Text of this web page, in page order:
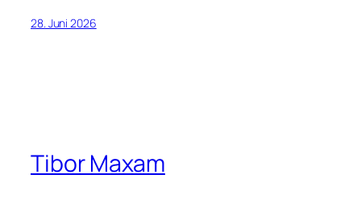
28. Juni 2026
Tibor Maxam